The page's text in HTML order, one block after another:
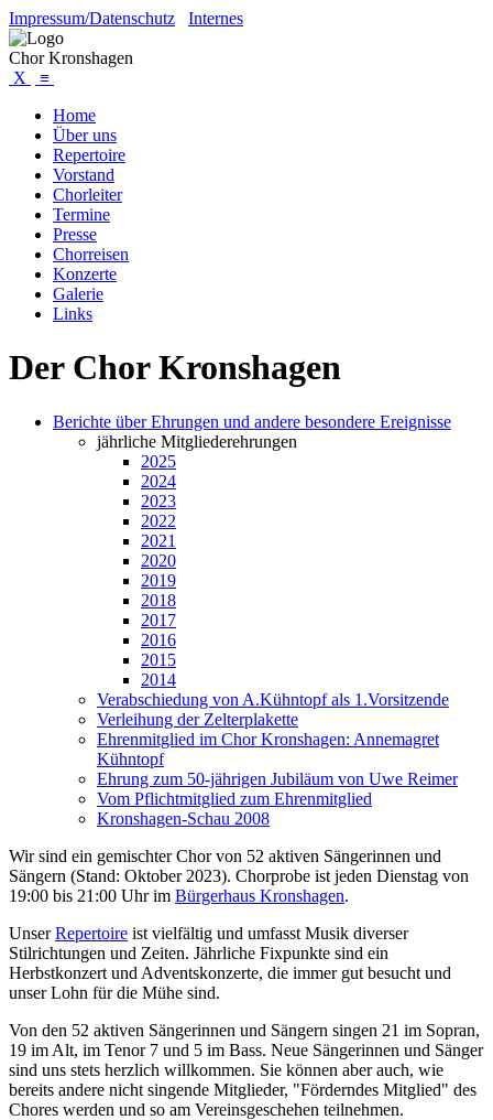
Impressum/Datenschutz Internes
Chor Kronshagen
X
≡
Home
Über uns
Repertoire
Vorstand
Chorleiter
Termine
Presse
Chorreisen
Konzerte
Galerie
Links
Der Chor Kronshagen
Berichte über Ehrungen und andere besondere Ereignisse
jährliche Mitgliederehrungen
2025
2024
2023
2022
2021
2020
2019
2018
2017
2016
2015
2014
Verabschiedung von A.Kühntopf als 1.Vorsitzende
Verleihung der Zelterplakette
Ehrenmitglied im Chor Kronshagen: Annemagret
Kühntopf
Ehrung zum 50-jährigen Jubiläum von Uwe Reimer
Vom Pflichtmitglied zum Ehrenmitglied
Kronshagen-Schau 2008
Wir sind ein gemischter Chor von 52 aktiven Sängerinnen und
Sängern (Stand: Oktober 2023). Chorprobe ist jeden Dienstag von
19:00 bis 21:00 Uhr im Bürgerhaus Kronshagen.
UnserRepertoire ist vielfältig und umfasst Musik diverser
Stilrichtungen und Zeiten. Jährliche Fixpunkte sind ein
Herbstkonzert und Adventskonzerte, die immer gut besucht und
unser Lohn für die Mühe sind.
Von den 52 aktiven Sängerinnen und Sängern singen 21 im Sopran,
19 im Alt, im Tenor 7 und 5 im Bass. Neue Sängerinnen und Sänger
sind uns stets herzlich willkommen. Sie können aber auch, wie
bereits andere nicht singende Mitglieder, "Förderndes Mitglied" des
Chores werden und so am Vereinsgeschehen teilnehmen.